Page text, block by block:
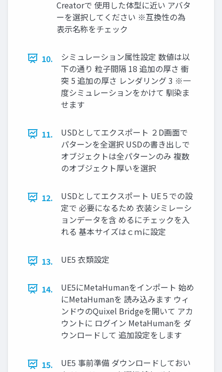
Creatorで 使用した体型に近い アバタ
ーを選択してください ※互換性の為
表示名称をチェック
10.
シミュレーション属性設定 数値は以
下の通り 粒子間隔 18 追加の厚さ 衝
突 5 追加の厚さ レンダリング 3 ※一
度シミュレーションをかけて 馴染ま
せます
11.
USDとしてエクスポート ２D画面で
パターンを全選択 USDの書き出しで
オブジェクトは全パターンのみ 複数
のオブジェクト厚いを選択
12.
USDとしてエクスポート UE５での設
定で 必要になるため 衣装シミレーシ
ョンデータを含 めるにチェックを入
れる 基本サイズはｃｍに設定
13. UE5 衣類設定
14.
UE5にMetaHumanをインポート 始め
にMetaHumanを 読み込みます ウィ
ンドウのQuixel Bridgeを開いて アカ
ウントに ログイン MetaHumanを ダ
ウンロードして 追加設定をします
15.
UE5 事前準備 ダウンロードしておい